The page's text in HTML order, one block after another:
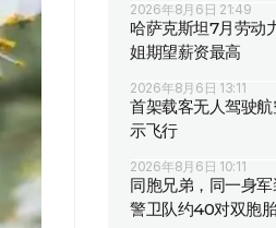
2026年8月6日 21:49
哈萨克斯坦7月劳动
姐期望薪资最高
2026年8月6日 13:11
首架载客无人驾驶
示飞行
2026年8月6日 10:11
同胞兄弟，同一身
警卫队约40对双胞